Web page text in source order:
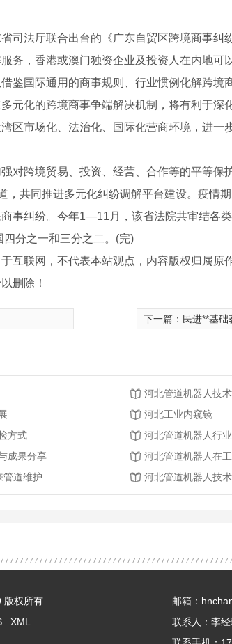
机器人450A
法厅联合出台的《广东自贸区跨境商事纠
务，香港或澳门独资企业及投资人在内地可
鉴国际通用的商事规则、行业惯例化解跨境
化的跨境商事争端解决机制，将有利于深
区市场化、法治化、国际化营商环境，进一
跨境贸易、投资、经营、合作等的平等保
，共同推进多元化纠纷调解平台建设。疫情
事纠纷。今年1—11月，该省法院共审结各
分之一和三分之二。(完)
互联网，不代表本站观点，内容版权归属原
删除！
下一篇： 民进**基
河北管道机器人技
河北工业内窥镜
方式
河北管道机器人行
成果分享
河北管道机器人在
管道维护
河北管道机器人技
版权所有
XML
邮箱：
联系人：李经